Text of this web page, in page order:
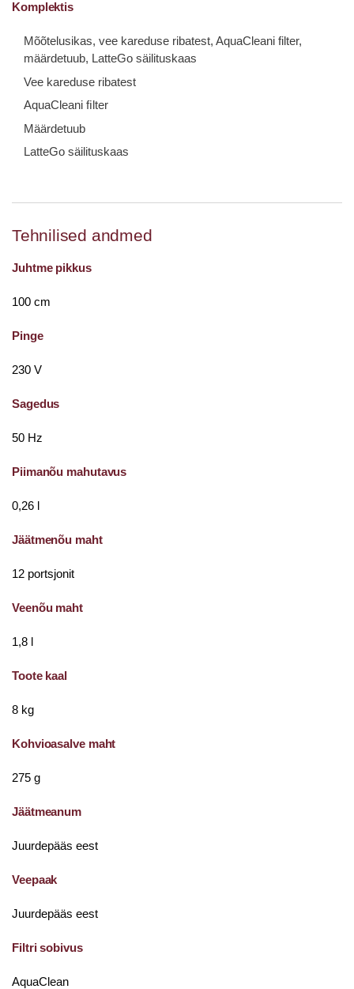
Komplektis
Mõõtelusikas, vee kareduse ribatest, AquaCleani filter,
määrdetuub, LatteGo säilituskaas
Vee kareduse ribatest
AquaCleani ﬁlter
Määrdetuub
LatteGo säilituskaas
Tehnilised andmed
Juhtme pikkus
100 cm
Pinge
230 V
Sagedus
50 Hz
Piimanõu mahutavus
0,26 l
Jäätmenõu maht
12 portsjonit
Veenõu maht
1,8 l
Toote kaal
8 kg
Kohvioasalve maht
275 g
Jäätmeanum
Juurdepääs eest
Veepaak
Juurdepääs eest
Filtri sobivus
AquaClean